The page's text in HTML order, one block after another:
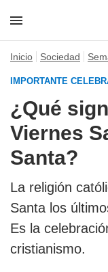
Inicio Sociedad
IMPORTANTE
¿Qué
Viernes
Santa?
La religión
Santa los
Es la
cristianismo.